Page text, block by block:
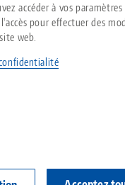
accéder à vos paramètres
pour effectuer des
web.
largeur